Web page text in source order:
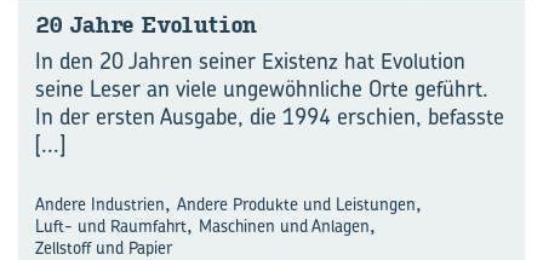
20 Jahre Evo­lu­ti­on
In den 20 Jahren seiner Existenz hat Evolution
seine Leser an viele ungewöhnliche Orte geführt.
In der ersten Ausgabe, die 1994 erschien, befasste
[...]
Andere Industrien, Andere Produkte und Leistungen,
Luft- und Raumfahrt, Maschinen und Anlagen,
Zellstoff und Papier